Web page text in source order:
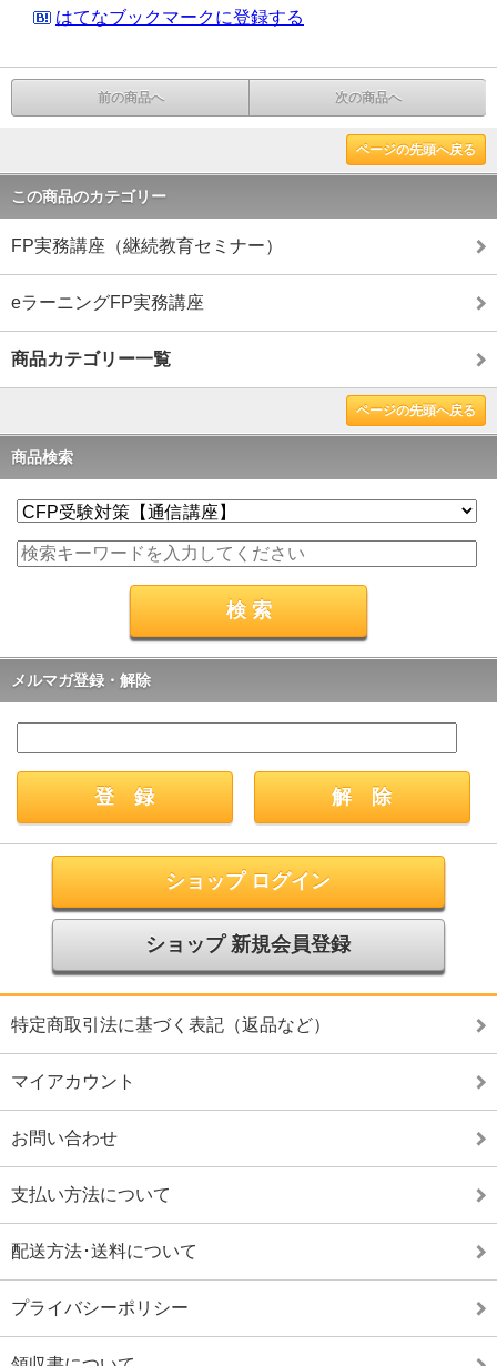
はてなブックマークに登録する
前の商品へ 次の商品へ
ページの先頭へ戻る
この商品のカテゴリー
FP実務講座（継続教育セミナー）
eラーニングFP実務講座
商品カテゴリー一覧
ページの先頭へ戻る
商品検索
メルマガ登録・解除
ショップ ログイン
ショップ 新規会員登録
特定商取引法に基づく表記（返品など）
マイアカウント
お問い合わせ
支払い方法について
配送方法･送料について
プライバシーポリシー